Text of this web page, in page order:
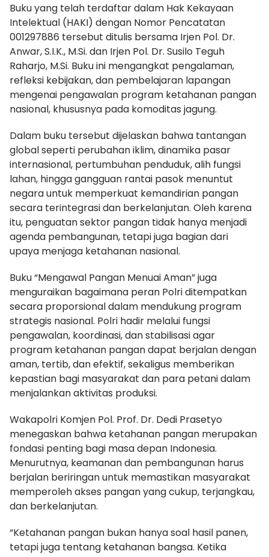
Buku yang telah terdaftar dalam Hak Kekayaan
Intelektual (HAKI) dengan Nomor Pencatatan
001297886 tersebut ditulis bersama Irjen Pol. Dr.
Anwar, S.I.K., M.Si. dan Irjen Pol. Dr. Susilo Teguh
Raharjo, M.Si. Buku ini mengangkat pengalaman,
refleksi kebijakan, dan pembelajaran lapangan
mengenai pengawalan program ketahanan pangan
nasional, khususnya pada komoditas jagung.
Dalam buku tersebut dijelaskan bahwa tantangan
global seperti perubahan iklim, dinamika pasar
internasional, pertumbuhan penduduk, alih fungsi
lahan, hingga gangguan rantai pasok menuntut
negara untuk memperkuat kemandirian pangan
secara terintegrasi dan berkelanjutan. Oleh karena
itu, penguatan sektor pangan tidak hanya menjadi
agenda pembangunan, tetapi juga bagian dari
upaya menjaga ketahanan nasional.
Buku “Mengawal Pangan Menuai Aman” juga
menguraikan bagaimana peran Polri ditempatkan
secara proporsional dalam mendukung program
strategis nasional. Polri hadir melalui fungsi
pengawalan, koordinasi, dan stabilisasi agar
program ketahanan pangan dapat berjalan dengan
aman, tertib, dan efektif, sekaligus memberikan
kepastian bagi masyarakat dan para petani dalam
menjalankan aktivitas produksi.
Wakapolri Komjen Pol. Prof. Dr. Dedi Prasetyo
menegaskan bahwa ketahanan pangan merupakan
fondasi penting bagi masa depan Indonesia.
Menurutnya, keamanan dan pembangunan harus
berjalan beriringan untuk memastikan masyarakat
memperoleh akses pangan yang cukup, terjangkau,
dan berkelanjutan.
“Ketahanan pangan bukan hanya soal hasil panen,
tetapi juga tentang ketahanan bangsa. Ketika